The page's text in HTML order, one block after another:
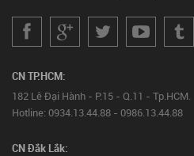
CN TP.HCM:
182 Lê Đại Hành - P.15 - Q.11 - Tp.HCM.
Hotline: 0934.13.44.88 - 0986.13.44.88
CN Đắk Lắk: